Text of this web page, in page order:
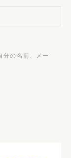
分の名前、メー